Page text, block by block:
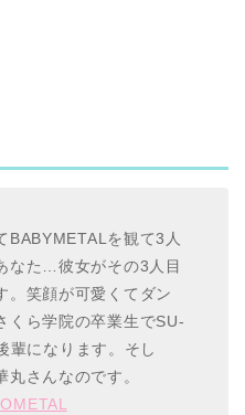
BABYMETALを観て3人
なた…彼女がその3人目
。笑顔が可愛くてダン
くら学院の卒業生でSU-
輩になります。そし
さんなのです。